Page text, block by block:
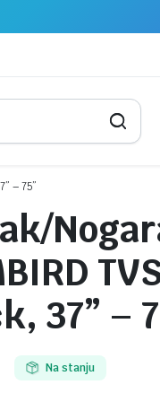
– 75”
37” –
Na stanju